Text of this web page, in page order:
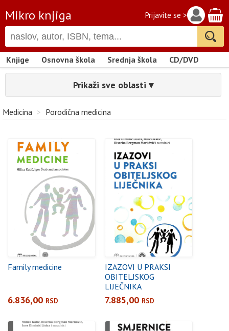
Mikro knjiga Prijavite se >
Knjige Osnovna škola Srednja škola CD/DVD
Prikaži sve oblasti ▾
Medicina > Porodična medicina
Family medicine
6.836,00 RSD
IZAZOVI U PRAKSI
OBITELJSKOG
LIJEČNIKA
7.885,00 RSD